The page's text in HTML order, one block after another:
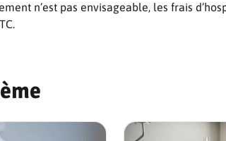
n’est pas envisageable, les frais